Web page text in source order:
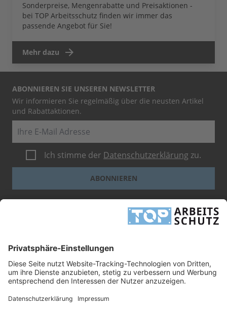
Sonderpreise, Mengenrabatte und Preisaktionen -
bei TOP Arbeitsschutz finden wir immer das
passende Angebot für Sie!
Mehr dazu
ABONNIEREN SIE UNSEREN NEWSLETTER
Wir informieren Sie regelmäßig über die neusten Artikel
und Rabattaktionen.
Ich stimme der Datenschutzerklärung zu.
ABONNIEREN
Dieses Formular ist durch reCAPTCHA geschützt - es gelten dieGoogle-
-Geschäftsbedingungen.
UNTERNEHMEN
RECHTLICHES
TOP ARBEITSSCHUTZ GMBH
24568 Kaltenkirchen